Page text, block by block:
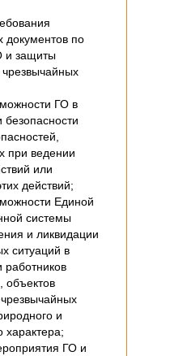
документов по
и защиты
ГО в
безопасности
при ведении
или
действий;
Единой
системы
и ликвидации
ситуаций в
работников
объектов
и
характера;
ГО и